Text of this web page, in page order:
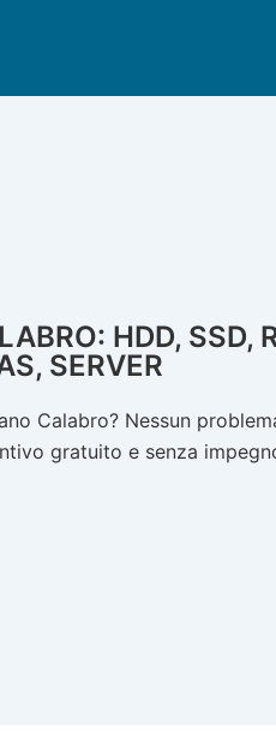
HDD, SSD,
SERVER
Calabro? Nessun
gratuito e senza